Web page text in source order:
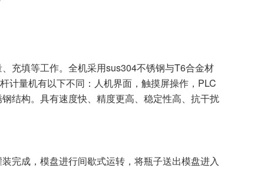
充填等工作。全机采用sus304不锈钢与T6合金材
计量机有以下不同：人机界面，触摸屏操作，PLC
结构。具有速度快、精度更高、稳定性高、抗干扰
完成，模盘进行间歇式运转，将瓶子送出模盘进入